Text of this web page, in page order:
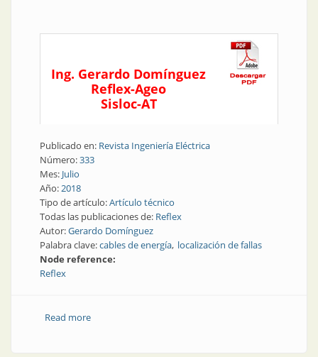
Ing. Gerardo Domínguez
Reflex-Ageo
Sisloc-AT
Publicado en: Revista Ingeniería Eléctrica
Número:333
Mes: Julio
Año:2018
Tipo de artículo:Artículo técnico
Todas las publicaciones de: Reflex
Autor:Gerardo Domínguez
Palabra clave:cables de energía localización de fallas
Node reference:
Reflex
Read moreabout Cables y conductores | Localización de fallas en